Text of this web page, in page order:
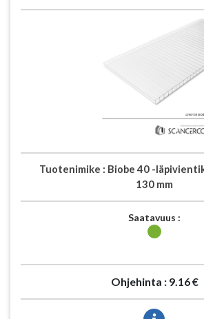
Tuotenimike : Biobe 40 -
130 mm
Saatavuus :
Ohjehinta : 9.16 €